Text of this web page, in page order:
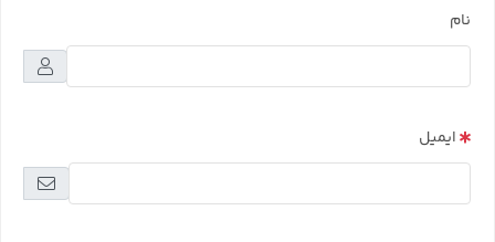
نام
ایمیل